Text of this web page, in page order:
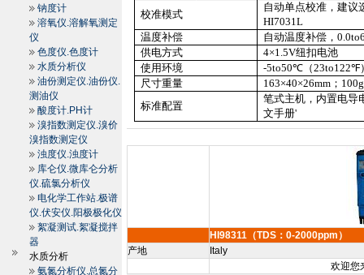
钠度计
溶氧仪.溶解氧测定
仪
色度仪.色度计
水质分析仪
油份测定仪.油份仪.
测油仪
酸度计.PH计
溴指数测定仪.溴价
溴指数测定仪
浊度仪.浊度计
库仑仪.微库仑分析
仪.硫氯分析仪
电化学工作站.极谱
仪.伏安仪.阳极极化仪
絮凝测试.絮凝搅拌
器
水质分析
氨氮分析仪.总氮分
校准模式
自动单点校准，建议
HI7031L
温度补偿
自动温度补偿，0.0to
供电方式
4×1.5V纽扣电池
使用环境
-5to50℃ （23to122℉
尺寸重量
163×40×26mm ； 100g
标准配置
笔式主机，内置电导
文手册'
HI98311（TDS：0-2000ppm）
产地
Italy
欢迎您